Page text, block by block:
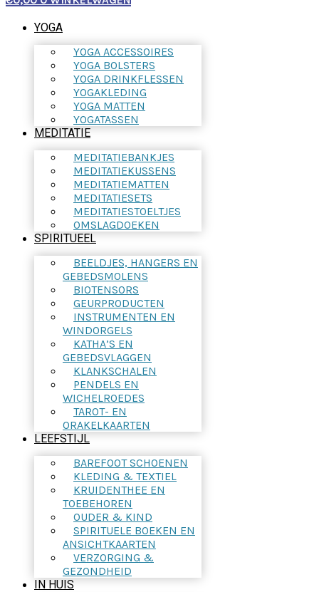
YOGA
YOGA ACCESSOIRES
YOGA BOLSTERS
YOGA DRINKFLESSEN
YOGAKLEDING
YOGA MATTEN
YOGATASSEN
MEDITATIE
MEDITATIEBANKJES
MEDITATIEKUSSENS
MEDITATIEMATTEN
MEDITATIESETS
MEDITATIESTOELTJES
OMSLAGDOEKEN
SPIRITUEEL
BEELDJES, HANGERS EN
GEBEDSMOLENS
BIOTENSORS
GEURPRODUCTEN
INSTRUMENTEN EN
WINDORGELS
KATHA’S EN
GEBEDSVLAGGEN
KLANKSCHALEN
PENDELS EN
WICHELROEDES
TAROT- EN
ORAKELKAARTEN
LEEFSTIJL
BAREFOOT SCHOENEN
KLEDING & TEXTIEL
KRUIDENTHEE EN
TOEBEHOREN
OUDER & KIND
SPIRITUELE BOEKEN EN
ANSICHTKAARTEN
VERZORGING &
GEZONDHEID
IN HUIS